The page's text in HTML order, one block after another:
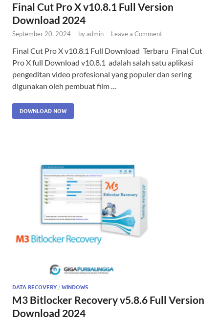
Final Cut Pro X v10.8.1 Full Version
Download 2024
September 20, 2024 - byadmin - Leave a Comment
Final Cut Pro X v10.8.1 Full Download Terbaru Final Cut
Pro X full Download v10.8.1 adalah salah satu aplikasi
pengeditan video profesional yang populer dan sering
digunakan oleh pembuat film …
DOWNLOAD NOW
DATA RECOVERY / WINDOWS
M3 Bitlocker Recovery v5.8.6 Full Version
Download 2024